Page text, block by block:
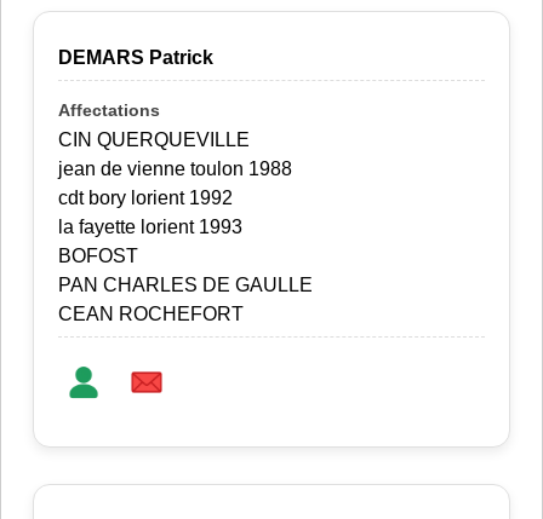
DEMARS Patrick
CIN QUERQUEVILLE
jean de vienne toulon 1988
cdt bory lorient 1992
la fayette lorient 1993
BOFOST
PAN CHARLES DE GAULLE
CEAN ROCHEFORT